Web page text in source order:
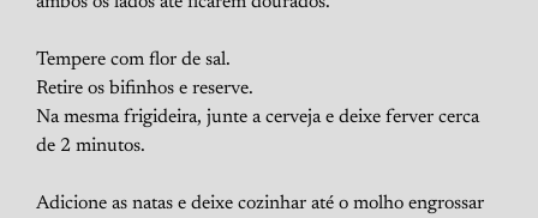
Tempere com flor de sal.
Retire os bifinhos e reserve.
Na mesma frigideira, junte a cerveja e deixe ferver cerca
de 2 minutos.
Adicione as natas e deixe cozinhar até o molho engrossar